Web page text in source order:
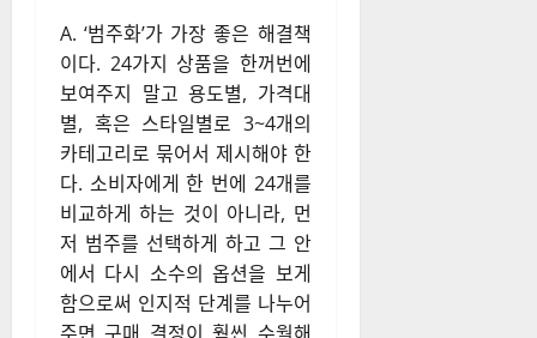
A. ‘범주화’가 가장 좋은 해결책
이다. 24가지 상품을 한꺼번에
보여주지 말고 용도별, 가격대
별, 혹은 스타일별로 3~4개의
카테고리로 묶어서 제시해야 한
다. 소비자에게 한 번에 24개를
비교하게 하는 것이 아니라, 먼
저 범주를 선택하게 하고 그 안
에서 다시 소수의 옵션을 보게
함으로써 인지적 단계를 나누어